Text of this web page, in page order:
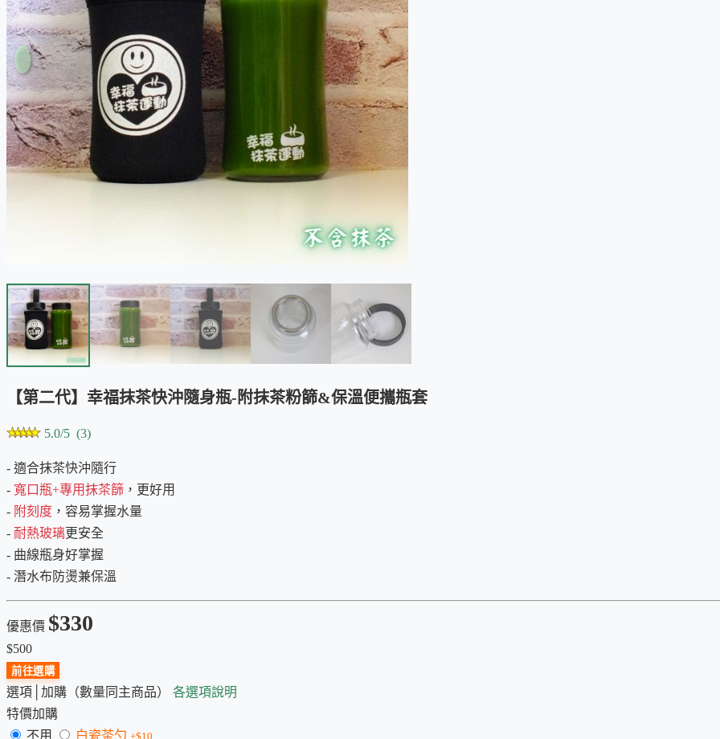
【第二代】幸福抹茶快沖隨身瓶-附抹茶粉篩&保溫便攜瓶套
5.0/5 (3)
- 適合抹茶快沖隨行
- 寬口瓶+專用抹茶篩 ，更好用
- 附刻度 ，容易掌握水量
- 耐熱玻璃更安全
- 曲線瓶身好掌握
- 潛水布防燙兼保溫
優惠價 $330
$500
前往選購
選項│加購（數量同主商品） 各選項說明
特價加購
不用
白瓷茶勺 +$10